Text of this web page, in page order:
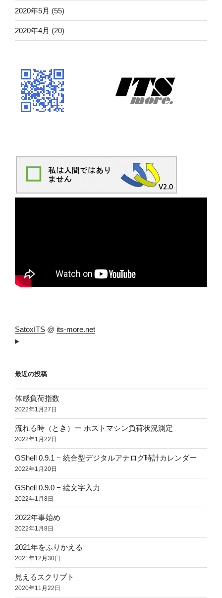
2020年5月 (55)
2020年4月 (20)
SatoxITS @ its-more.net
最近の投稿
体感負荷指数
2022年1月27日
流れる時（とき）ー ホストマシン負荷状況測定
2022年1月22日
GShell 0.9.1 − 統合型デジタルアナログ時計カレンダー
2022年1月20日
GShell 0.9.0 − 絵文字入力
2022年1月8日
2022年事始め
2022年1月8日
2021年をふりかえる
2021年12月30日
見えるスクリプト
2020年11月22日